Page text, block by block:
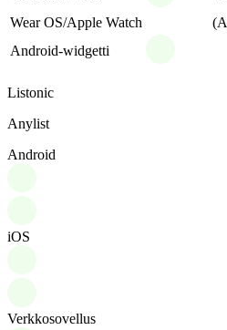
Wear OS/Apple Watch
Android-widgetti
Listonic
Anylist
Android
iOS
Verkkosovellus